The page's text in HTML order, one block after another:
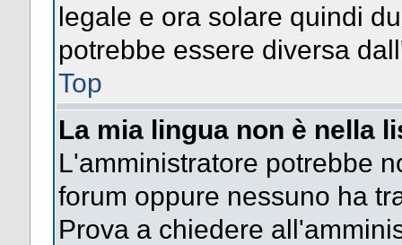
legale e ora solare quindi
potrebbe essere diversa
Top
La mia lingua non è nella
L'amministratore potrebbe
forum oppure nessuno ha
Prova a chiedere